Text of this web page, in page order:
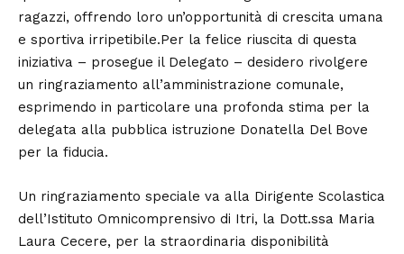
ragazzi, offrendo loro un’opportunità di crescita umana
e sportiva irripetibile.Per la felice riuscita di questa
iniziativa – prosegue il Delegato – desidero rivolgere
un ringraziamento all’amministrazione comunale,
esprimendo in particolare una profonda stima per la
delegata alla pubblica istruzione Donatella Del Bove
per la fiducia.
Un ringraziamento speciale va alla Dirigente Scolastica
dell’Istituto Omnicomprensivo di Itri, la Dott.ssa Maria
Laura Cecere, per la straordinaria disponibilità